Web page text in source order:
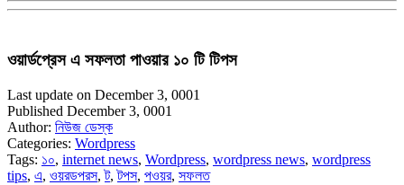
ওয়ার্ডপ্রেস এ সফলতা পাওয়ার ১০ টি টিপস
Last update on December 3, 0001
Published December 3, 0001
Author: নিউজ ডেস্ক
Categories: Wordpress
Tags: ১০, internet news, Wordpress, wordpress news, wordpress
tips, এ, ওয়রডপরস,ট,টপস, পওয়র, সফলত